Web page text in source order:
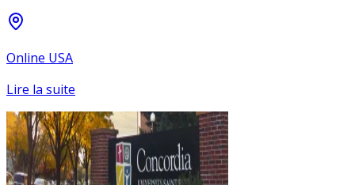
Online USA
Lire la suite